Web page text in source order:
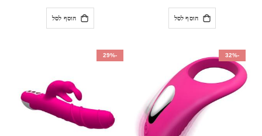
הוסף לסל הוסף לסל
-32%
-29%